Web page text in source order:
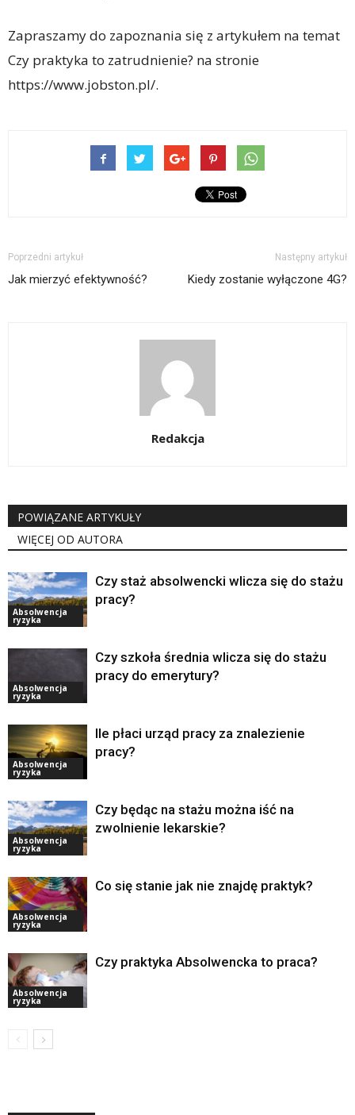
Zapraszamy do zapoznania się z artykułem na temat
Czy praktyka to zatrudnienie? na stronie
https://www.jobston.pl/.
Poprzedni artykuł
Jak mierzyć efektywność?
Następny artykuł
Kiedy zostanie wyłączone 4G?
Redakcja
POWIĄZANE ARTYKUŁY
WIĘCEJ OD AUTORA
Absolwencja
ryzyka
Czy staż absolwencki wlicza się do stażu
pracy?
Absolwencja
ryzyka
Czy szkoła średnia wlicza się do stażu
pracy do emerytury?
Absolwencja
ryzyka
Ile płaci urząd pracy za znalezienie
pracy?
Absolwencja
ryzyka
Czy będąc na stażu można iść na
zwolnienie lekarskie?
Absolwencja
ryzyka
Co się stanie jak nie znajdę praktyk?
Absolwencja
ryzyka
Czy praktyka Absolwencka to praca?